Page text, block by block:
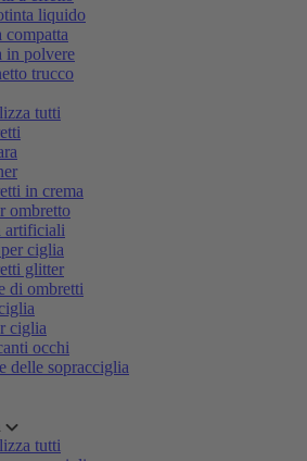
liquido
compatta
in polvere
trucco
tutti
in crema
ombretto
artificiali
ciglia
glitter
di ombretti
ciglia
occhi
delle sopracciglia
tutti